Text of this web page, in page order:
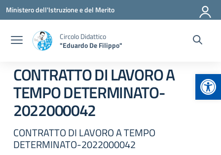
Vai ai contenuti
Vai al menu di navigazione
Vai al footer
Ministero dell'Istruzione e del Merito
Circolo Didattico
"Eduardo De Filippo"
CONTRATTO DI LAVORO A
TEMPO DETERMINATO-
2022000042
CONTRATTO DI LAVORO A TEMPO
DETERMINATO-2022000042